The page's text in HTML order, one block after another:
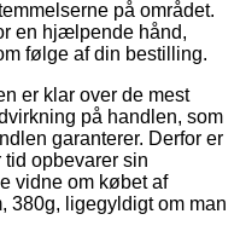
på området.
en hjælpende hånd,
følge af din bestilling.
er klar over de mest
på handlen, som
garanterer. Derfor er
opbevarer sin
vidne om købet af
380g, ligegyldigt om man